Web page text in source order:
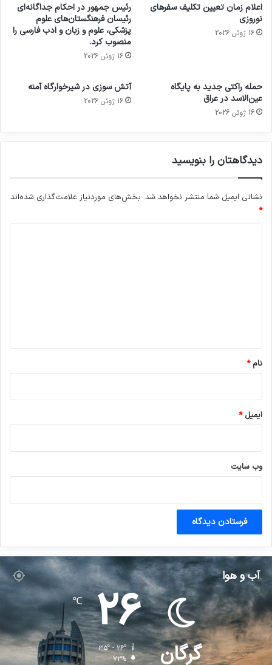
اعلام زمان تعیین تکلیف سفرهای
نوروزی
16 ژوئن 2026
رئیس جمهور در احکام جداگانه‌ای
رئیسان فرهنگستان‌های علوم
پزشکی، علوم و زبان و ادب فارسی را
منصوب کرد.
16 ژوئن 2026
حمله راکتی جدید به پایگاه
عین‌الاسد در عراق
16 ژوئن 2026
آتش سوزی در شیرخوارگاه آمنه
16 ژوئن 2026
دیدگاهتان را بنویسید
نشانی ایمیل شما منتشر نخواهد شد. بخش‌های موردنیاز علامت‌گذاری شده‌اند
*
نام*
ایمیل*
وب‌ سایت
آب و هوا
گرگان
26
℃
35º - 26º
72%